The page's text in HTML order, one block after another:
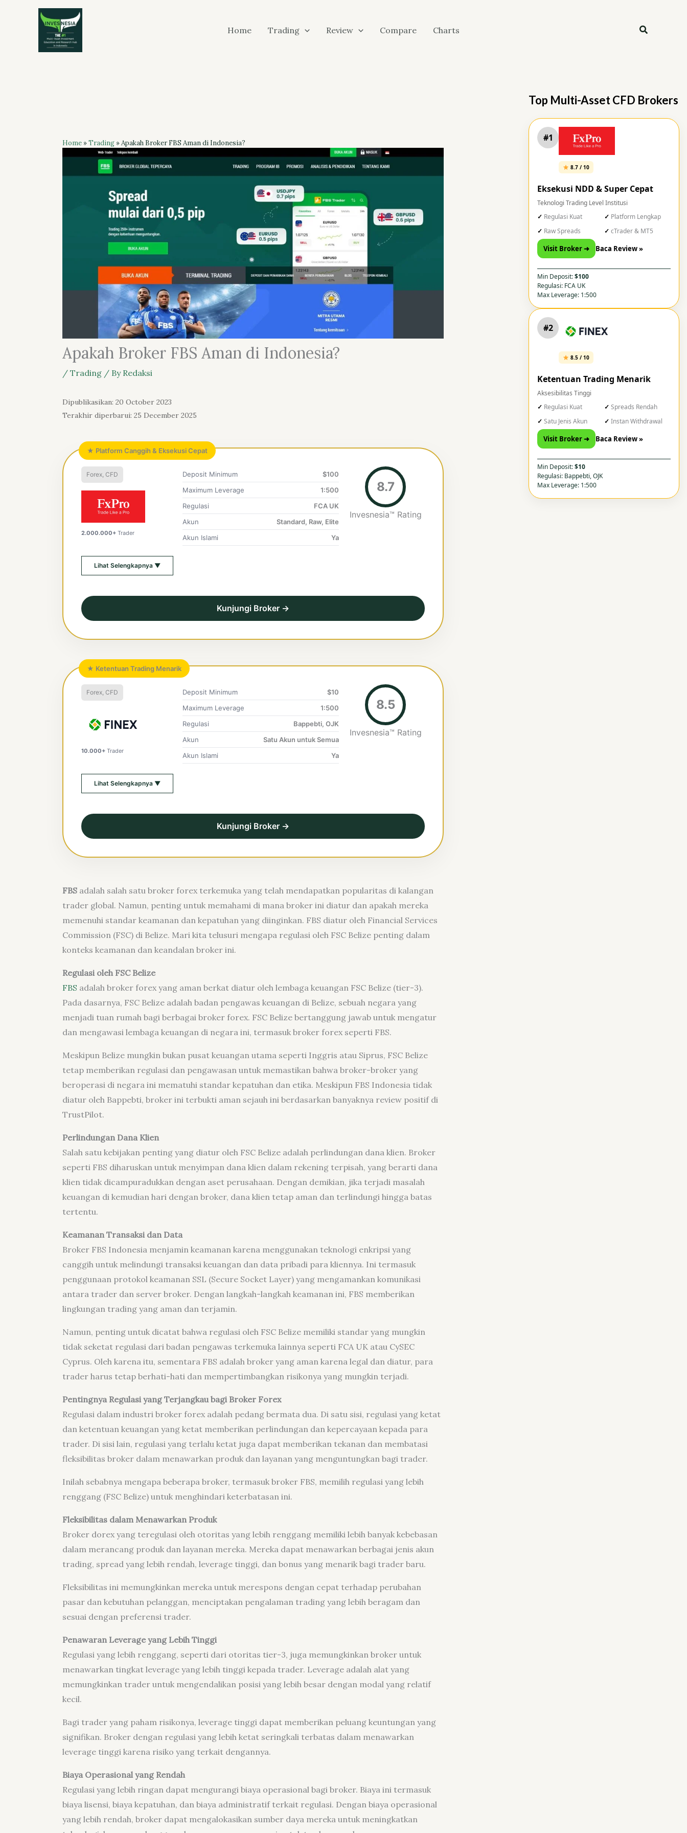
Home Trading Review Compare Charts Search
Home»Trading»Apakah Broker FBS Aman di Indonesia?
Apakah Broker FBS Aman di Indonesia?
/ Trading/ By Redaksi
Dipublikasikan: 20 October 2023
Terakhir diperbarui: 25 December 2025
★ Platform Canggih & Eksekusi Cepat
Forex, CFD
2.000.000+Trader
Deposit Minimum
$100
Maximum Leverage
1:500
Regulasi
FCA UK
Akun
Standard, Raw, Elite
Akun Islami
Ya
8.7
Invesnesia™ Rating
Lihat Selengkapnya ▼
Kunjungi Broker →
★ Ketentuan Trading Menarik
Forex, CFD
10.000+Trader
Deposit Minimum
$10
Maximum Leverage
1:500
Regulasi
Bappebti, OJK
Akun
Satu Akun untuk Semua
Akun Islami
Ya
8.5
Invesnesia™ Rating
Lihat Selengkapnya ▼
Kunjungi Broker →
FBSadalah salah satu broker forex terkemuka yang telah mendapatkan popularitas di kalangan
trader global. Namun, penting untuk memahami di mana broker ini diatur dan apakah mereka
memenuhi standar keamanan dan kepatuhan yang diinginkan. FBS diatur oleh Financial Services
Commission (FSC) di Belize. Mari kita telusuri mengapa regulasi oleh FSC Belize penting dalam
konteks keamanan dan keandalan broker ini.
Regulasi oleh FSC Belize
FBS adalah broker forex yang aman berkat diatur oleh lembaga keuangan FSC Belize (tier-3).
Pada dasarnya, FSC Belize adalah badan pengawas keuangan di Belize, sebuah negara yang
menjadi tuan rumah bagi berbagai broker forex. FSC Belize bertanggung jawab untuk mengatur
dan mengawasi lembaga keuangan di negara ini, termasuk broker forex seperti FBS.
Meskipun Belize mungkin bukan pusat keuangan utama seperti Inggris atau Siprus, FSC Belize
tetap memberikan regulasi dan pengawasan untuk memastikan bahwa broker-broker yang
beroperasi di negara ini mematuhi standar kepatuhan dan etika. Meskipun FBS Indonesia tidak
diatur oleh Bappebti, broker ini terbukti aman sejauh ini berdasarkan banyaknya review positif di
TrustPilot.
Perlindungan Dana Klien
Salah satu kebijakan penting yang diatur oleh FSC Belize adalah perlindungan dana klien. Broker
seperti FBS diharuskan untuk menyimpan dana klien dalam rekening terpisah, yang berarti dana
klien tidak dicampuradukkan dengan aset perusahaan. Dengan demikian, jika terjadi masalah
keuangan di kemudian hari dengan broker, dana klien tetap aman dan terlindungi hingga batas
tertentu.
Keamanan Transaksi dan Data
Broker FBS Indonesia menjamin keamanan karena menggunakan teknologi enkripsi yang
canggih untuk melindungi transaksi keuangan dan data pribadi para kliennya. Ini termasuk
penggunaan protokol keamanan SSL (Secure Socket Layer) yang mengamankan komunikasi
antara trader dan server broker. Dengan langkah-langkah keamanan ini, FBS memberikan
lingkungan trading yang aman dan terjamin.
Namun, penting untuk dicatat bahwa regulasi oleh FSC Belize memiliki standar yang mungkin
tidak seketat regulasi dari badan pengawas terkemuka lainnya seperti FCA UK atau CySEC
Cyprus. Oleh karena itu, sementara FBS adalah broker yang aman karena legal dan diatur, para
trader harus tetap berhati-hati dan mempertimbangkan risikonya yang mungkin terjadi.
Pentingnya Regulasi yang Terjangkau bagi Broker Forex
Regulasi dalam industri broker forex adalah pedang bermata dua. Di satu sisi, regulasi yang ketat
dan ketentuan keuangan yang ketat memberikan perlindungan dan kepercayaan kepada para
trader. Di sisi lain, regulasi yang terlalu ketat juga dapat memberikan tekanan dan membatasi
fleksibilitas broker dalam menawarkan produk dan layanan yang menguntungkan bagi trader.
Inilah sebabnya mengapa beberapa broker, termasuk broker FBS, memilih regulasi yang lebih
renggang (FSC Belize) untuk menghindari keterbatasan ini.
Fleksibilitas dalam Menawarkan Produk
Broker dorex yang teregulasi oleh otoritas yang lebih renggang memiliki lebih banyak kebebasan
dalam merancang produk dan layanan mereka. Mereka dapat menawarkan berbagai jenis akun
trading, spread yang lebih rendah, leverage tinggi, dan bonus yang menarik bagi trader baru.
Fleksibilitas ini memungkinkan mereka untuk merespons dengan cepat terhadap perubahan
pasar dan kebutuhan pelanggan, menciptakan pengalaman trading yang lebih beragam dan
sesuai dengan preferensi trader.
Penawaran Leverage yang Lebih Tinggi
Regulasi yang lebih renggang, seperti dari otoritas tier-3, juga memungkinkan broker untuk
menawarkan tingkat leverage yang lebih tinggi kepada trader. Leverage adalah alat yang
memungkinkan trader untuk mengendalikan posisi yang lebih besar dengan modal yang relatif
kecil.
Bagi trader yang paham risikonya, leverage tinggi dapat memberikan peluang keuntungan yang
signifikan. Broker dengan regulasi yang lebih ketat seringkali terbatas dalam menawarkan
leverage tinggi karena risiko yang terkait dengannya.
Biaya Operasional yang Rendah
Regulasi yang lebih ringan dapat mengurangi biaya operasional bagi broker. Biaya ini termasuk
biaya lisensi, biaya kepatuhan, dan biaya administratif terkait regulasi. Dengan biaya operasional
yang lebih rendah, broker dapat mengalokasikan sumber daya mereka untuk meningkatkan
Top Multi-Asset CFD Brokers
#1
8.7 / 10
Eksekusi NDD & Super Cepat
Teknologi Trading Level Institusi
Regulasi Kuat
Platform Lengkap
Raw Spreads
cTrader & MT5
Visit Broker ➜ Baca Review »
Min Deposit:$100
Regulasi: FCA UK
Max Leverage: 1:500
#2
8.5 / 10
Ketentuan Trading Menarik
Aksesibilitas Tinggi
Regulasi Kuat
Spreads Rendah
Satu Jenis Akun
Instan Withdrawal
Visit Broker ➜ Baca Review »
Min Deposit:$10
Regulasi: Bappebti, OJK
Max Leverage: 1:500